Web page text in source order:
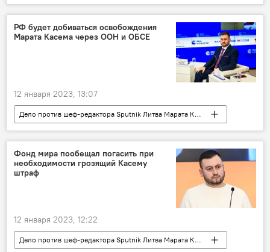
ЛЖД
Экономика
РФ будет добиваться освобождения
Марата Касема через ООН и ОБСЕ
12 января 2023, 13:07
Дело против шеф-редактора Sputnik Литва Марата Касема в Латвии
Sputnik Литва
Латвия
Марат Касем
Задержание в Вильнюсе шеф-редактора Sputnik Литва
СМИ
СМИ в Прибалтике
Фонд мира пообещал погасить при
необходимости грозящий Касему
штраф
12 января 2023, 12:22
Дело против шеф-редактора Sputnik Литва Марата Касема в Латвии